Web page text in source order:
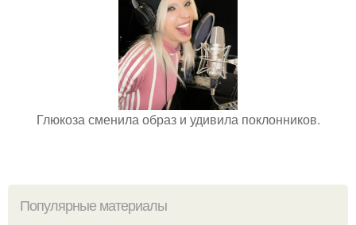
Глюкоза сменила образ и удивила поклонников.
Популярные материалы